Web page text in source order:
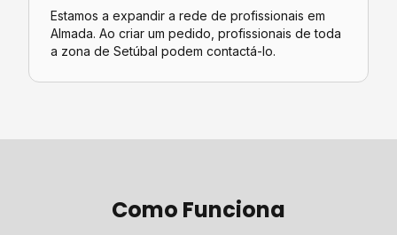
Estamos a expandir a rede de profissionais em
Almada. Ao criar um pedido, profissionais de toda
a zona de Setúbal podem contactá-lo.
Como Funciona